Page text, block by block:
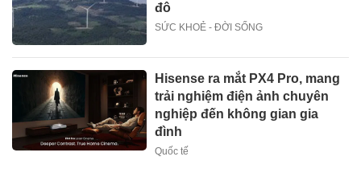
đô
SỨC KHOẺ - ĐỜI SỐNG
Hisense ra mắt PX4 Pro, mang
trải nghiệm điện ảnh chuyên
nghiệp đến không gian gia
đình
Quốc tế